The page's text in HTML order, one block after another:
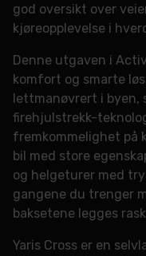
god oversikt over
kjøreopplevelse i
Denne utgaven i
komfort og smarte
lettmanøvrert i
firehjulstrekk-
fremkommelighet på
bil med store
og helgeturer med
gangene du trenger
baksetene legges
Yaris Cross er en